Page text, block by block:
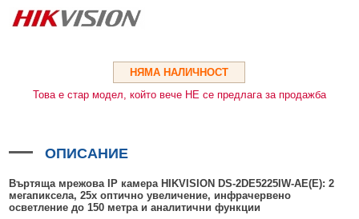
ГЪВКАВИ ГОФРИРАНИ ТРЪБИ
POE УДЪЛЖИТЕЛИ И POE СПЛИТЕРИ
МИКРОФОНИ И ГОВОРИТЕЛИ ЗА ВИДЕОНАБЛЮДЕНИЕ
МЕТАЛНИ ТАБЛА
НЯМА НАЛИЧНОСТ
Това е стар модел, който вече НЕ се предлага за продажба
ОПИСАНИЕ
Въртяща мрежова IP камера HIKVISION DS-2DE5225IW-AE(E):2
мегапиксела,25x оптично увеличение, инфрачервено
осветление до 150 метра и аналитични функции